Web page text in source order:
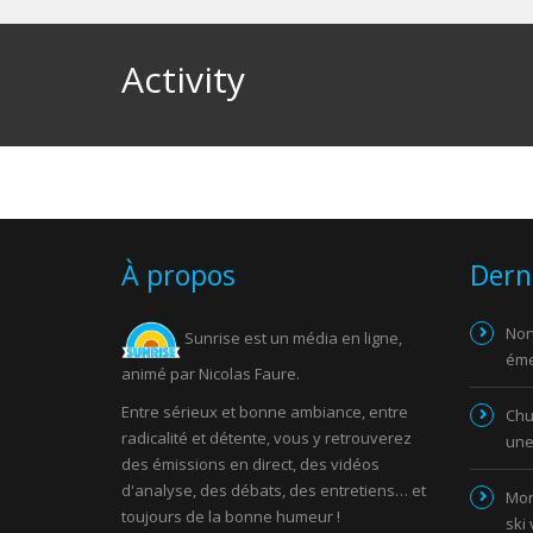
Activity
À propos
Sunrise est un média en ligne,
animé par Nicolas Faure.
Entre sérieux et bonne ambiance, entre
radicalité et détente, vous y retrouverez
des émissions en direct, des vidéos
d'analyse, des débats, des entretiens… et
toujours de la bonne humeur !
ski